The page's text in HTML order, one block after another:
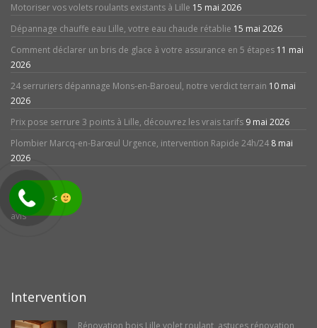
Motoriser vos volets roulants existants à Lille 15 mai 2026
Dépannage chauffe eau Lille, votre eau chaude rétablie 15 mai 2026
Comment déclarer un bris de glace à votre assurance en 5 étapes 11 mai
2026
24 serruriers dépannage Mons-en-Baroeul, notre verdict terrain 10 mai
2026
Prix pose serrure 3 points à Lille, découvrez les vrais tarifs 9 mai 2026
Plombier Marcq-en-Barœul Urgence, intervention Rapide 24h/24 8 mai
2026
avis
Intervention
Rénovation bois Lille volet roulant, astuces rénovation
<